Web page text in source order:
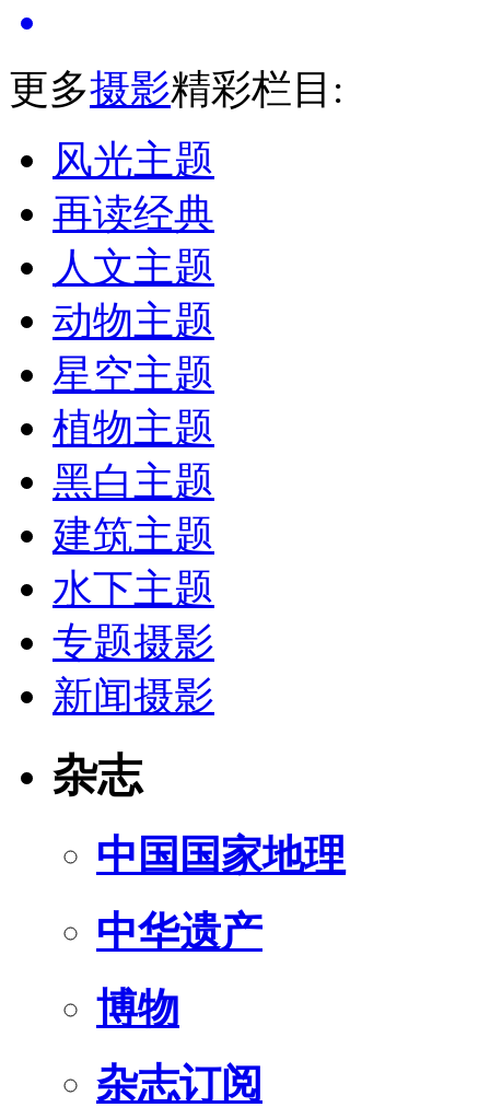
更多摄影精彩栏目:
风光主题
再读经典
人文主题
动物主题
星空主题
植物主题
黑白主题
建筑主题
水下主题
专题摄影
新闻摄影
杂志
中国国家地理
中华遗产
博物
杂志订阅